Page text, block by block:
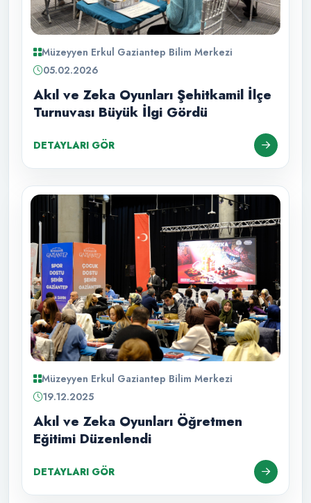
Müzeyyen Erkul Gaziantep Bilim Merkezi
05.02.2026
Akıl ve Zeka Oyunları Şehitkamil İlçe
Turnuvası Büyük İlgi Gördü
DETAYLARI GÖR
Müzeyyen Erkul Gaziantep Bilim Merkezi
19.12.2025
Akıl ve Zeka Oyunları Öğretmen
Eğitimi Düzenlendi
DETAYLARI GÖR